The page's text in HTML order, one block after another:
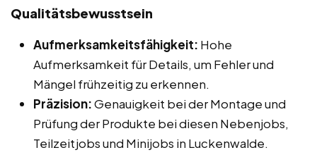
Qualitätsbewusstsein
Aufmerksamkeitsfähigkeit: Hohe
Aufmerksamkeit für Details, um Fehler und
Mängel frühzeitig zu erkennen.
Präzision:Genauigkeit bei der Montage und
Prüfung der Produkte bei diesen Nebenjobs,
Teilzeitjobs und Minijobs in Luckenwalde.